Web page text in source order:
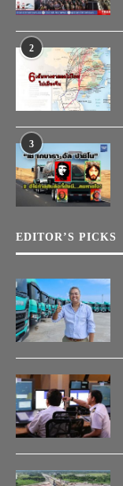
2
3
EDITOR’S PICKS